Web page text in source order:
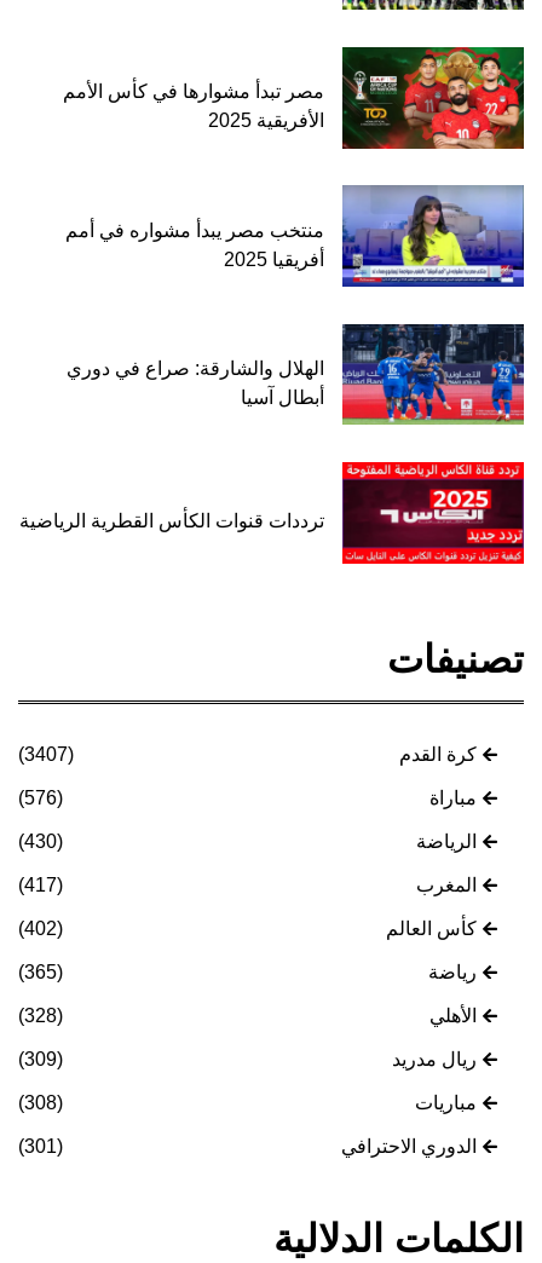
مصر تبدأ مشوارها في كأس الأمم
الأفريقية 2025
منتخب مصر يبدأ مشواره في أمم
أفريقيا 2025
الهلال والشارقة: صراع في دوري
أبطال آسيا
ترددات قنوات الكأس القطرية الرياضية
تصنيفات
كرة القدم (3407)
مباراة (576)
الرياضة (430)
المغرب (417)
كأس العالم (402)
رياضة (365)
الأهلي (328)
ريال مدريد (309)
مباريات (308)
الدوري الاحترافي (301)
الكلمات الدلالية